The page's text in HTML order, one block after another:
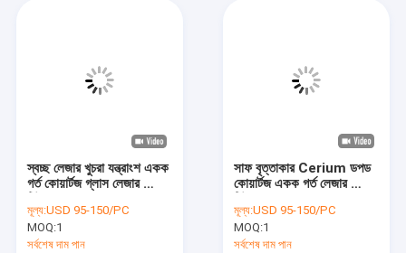
একটি উদ্ধৃতি অনুরোধ করুন
অপটিক্যাল কোয়ার্টজ গ্লাস
মেশিনিং কোয়ার্টজ গ্লাস
কোয়ার্টজ গ্লাস টিউব
স্বচ্ছ লেজার খুচরা যন্ত্রাংশ একক
গর্ত কোয়ার্টজ গ্লাস লেজার ফ্লো
মূল্য:USD 95-150/PC
MOQ:1
সর্বশেষ দাম পান
সাফ বৃত্তাকার Cerium ডপড
কোয়ার্টজ একক গর্ত লেজার ফ্লো
মূল্য:USD 95-150/PC
MOQ:1
সর্বশেষ দাম পান